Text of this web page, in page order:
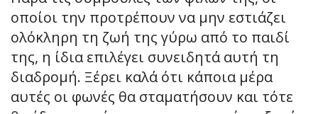
οποίοι την προτρέπουν να μην εστιάζει
ολόκληρη τη ζωή της γύρω από το παιδί
της, η ίδια επιλέγει συνειδητά αυτή τη
διαδρομή. Ξέρει καλά ότι κάποια μέρα
αυτές οι φωνές θα σταματήσουν και τότε